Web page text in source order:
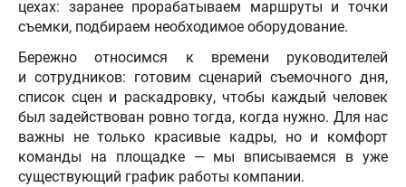
цехах: заранее прорабатываем маршруты и точки
съемки, подбираем необходимое оборудование.
Бережно относимся к времени руководителей
и сотрудников: готовим сценарий съемочного дня,
список сцен и раскадровку, чтобы каждый человек
был задействован ровно тогда, когда нужно. ​ Для нас
важны не только красивые кадры, но и комфорт
команды на площадке — мы вписываемся в уже
существующий график работы компании.